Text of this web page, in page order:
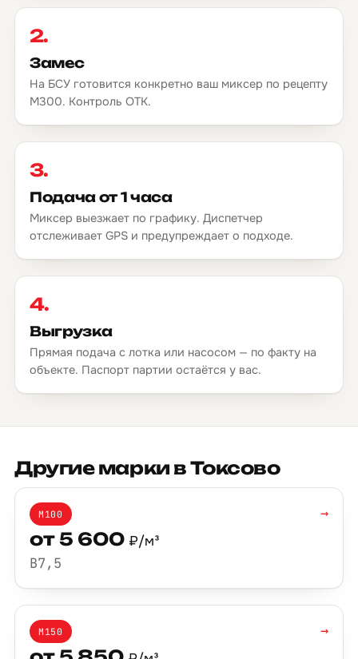
2.
Замес
На БСУ готовится конкретно ваш миксер по рецепту
М300. Контроль ОТК.
3.
Подача от 1 часа
Миксер выезжает по графику. Диспетчер
отслеживает GPS и предупреждает о подходе.
4.
Выгрузка
Прямая подача с лотка или насосом — по факту на
объекте. Паспорт партии остаётся у вас.
Другие марки в Токсово
М100
от 5 600 ₽/м³
B7,5
→
М150 →